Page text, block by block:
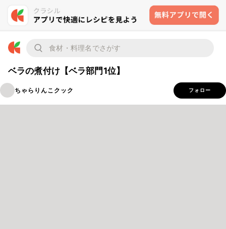
ベラの煮付け【ベラ部門1位】
ちゃらりんこクック フォロー